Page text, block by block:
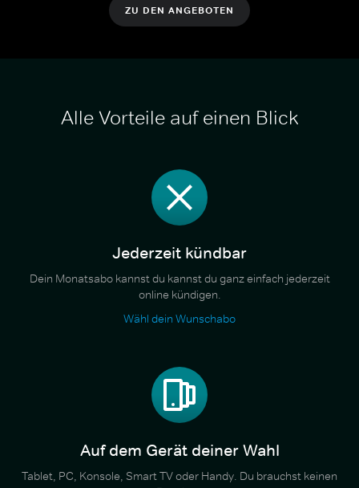
ZU DEN ANGEBOTEN
Alle Vorteile auf einen Blick
Jederzeit kündbar
Dein Monatsabo kannst du kannst du ganz einfach jederzeit
online kündigen.
Wähl dein Wunschabo
Auf dem Gerät deiner Wahl
Tablet, PC, Konsole, Smart TV oder Handy. Du brauchst keinen